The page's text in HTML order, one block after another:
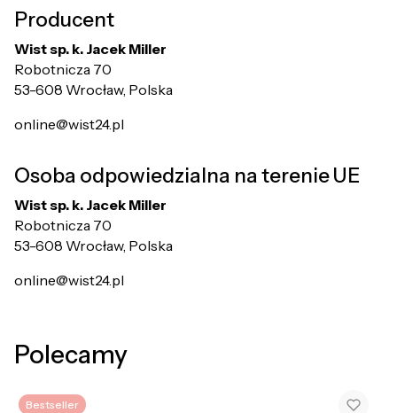
Producent
Wist sp. k. Jacek Miller
Robotnicza 70
53-608 Wrocław, Polska
online@wist24.pl
Osoba odpowiedzialna na terenie UE
Wist sp. k. Jacek Miller
Robotnicza 70
53-608 Wrocław, Polska
online@wist24.pl
Polecamy
Bestseller